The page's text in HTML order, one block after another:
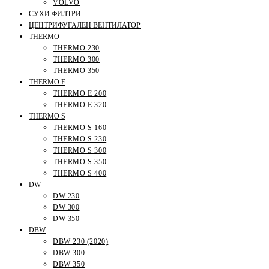
VOLVO
СУХИ ФИЛТРИ
ЦЕНТРИФУГАЛЕН ВЕНТИЛАТОР
THERMO
THERMO 230
THERMO 300
THERMO 350
THERMO E
THERMO E 200
THERMO E 320
THERMO S
THERMO S 160
THERMO S 230
THERMO S 300
THERMO S 350
THERMO S 400
DW
DW 230
DW 300
DW 350
DBW
DBW 230 (2020)
DBW 300
DBW 350